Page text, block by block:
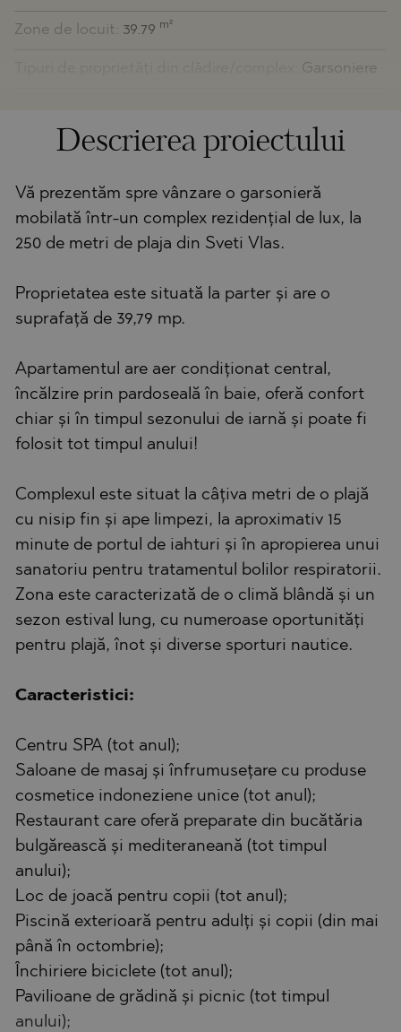
Zone de locuit: 39.79 m²
Garsoniere
Descrierea proiectului
Vă prezentăm spre vânzare o garsonieră
mobilată într-un complex rezidențial de lux, la
250 de metri de plaja din Sveti Vlas.
Proprietatea este situată la parter și are o
suprafață de 39,79 mp.
Apartamentul are aer condiționat central,
încălzire prin pardoseală în baie, oferă confort
chiar și în timpul sezonului de iarnă și poate fi
folosit tot timpul anului!
Complexul este situat la câțiva metri de o plajă
cu nisip fin și ape limpezi, la aproximativ 15
minute de portul de iahturi și în apropierea unui
sanatoriu pentru tratamentul bolilor respiratorii.
Zona este caracterizată de o climă blândă și un
sezon estival lung, cu numeroase oportunități
pentru plajă, înot și diverse sporturi nautice.
Caracteristici:
Centru SPA (tot anul);
Saloane de masaj și înfrumusețare cu produse
cosmetice indoneziene unice (tot anul);
Restaurant care oferă preparate din bucătăria
bulgărească și mediteraneană (tot timpul
anului);
Loc de joacă pentru copii (tot anul);
Piscină exterioară pentru adulți și copii (din mai
până în octombrie);
Închiriere biciclete (tot anul);
Pavilioane de grădină și picnic (tot timpul
anului);